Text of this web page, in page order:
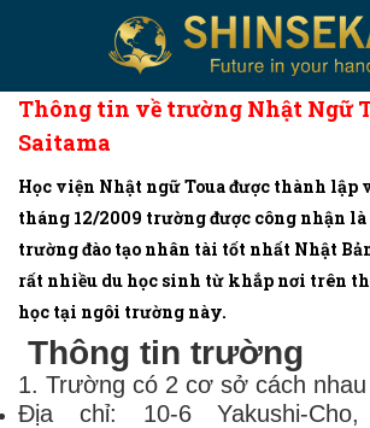
Thông tin về trường Nhật Ngữ
Saitama
Học viện Nhật ngữ Toua được thành lập
tháng 12/2009 trường được công nhận
trường đào tạo nhân tài tốt nhất Nhật
rất nhiều du học sinh từ khắp nơi trên
học tại ngôi trường này.
Thông tin trường
1. Trường có 2 cơ sở cách
Địa chỉ: 10-6 Yakushi-Cho,